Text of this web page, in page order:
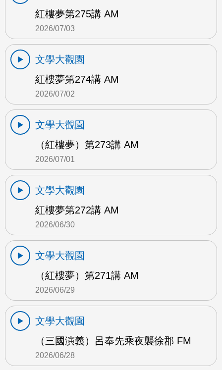
紅樓夢第275講 AM
2026/07/03
文學大觀園
紅樓夢第274講 AM
2026/07/02
文學大觀園
（紅樓夢）第273講 AM
2026/07/01
文學大觀園
紅樓夢第272講 AM
2026/06/30
文學大觀園
（紅樓夢）第271講 AM
2026/06/29
文學大觀園
（三國演義）呂奉先乘夜襲徐郡 FM
2026/06/28